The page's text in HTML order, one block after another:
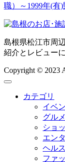
職）～1999年(
島根県松江市周
紹介とレビュー
Copyright © 2023
カテゴリ
イベ
グル
ショ
エン
ヘル
ファ